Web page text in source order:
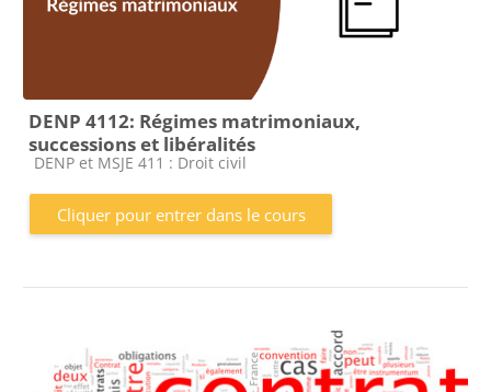
DENP 4112: Régimes matrimoniaux,
successions et libéralités
Catégorie de cours
DENP et MSJE 411 : Droit civil
Cliquer pour entrer dans le cours